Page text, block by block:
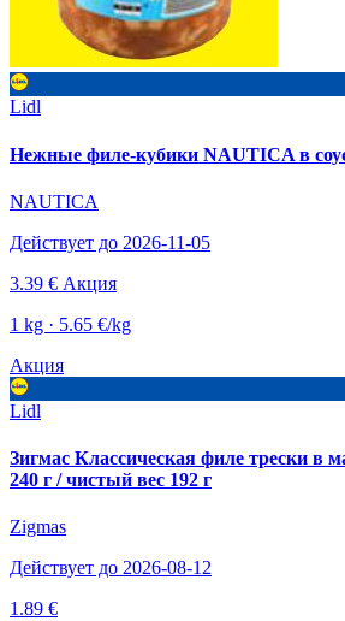
Lidl
Нежные филе-кубики NAUTICA в
NAUTICA
Действует до 2026-11-05
3.39 € Акция
1 kg · 5.65 €/kg
Акция
Lidl
Зигмас Классическая филе трески в
240 г / чистый вес 192 г
Zigmas
Действует до 2026-08-12
1.89 €